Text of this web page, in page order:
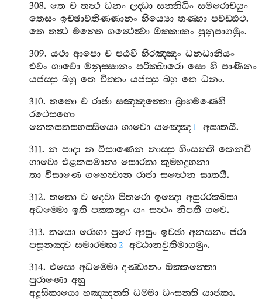
308.තෙ ච තත්‍ථ ධනං ලද‍්ධා සන‍්නිධිං සමරොචයුං
තෙසං ඉච‍්ඡාවතිණ‍්ණානං හිය්‍යො තණ‍්හා පවඩ‍්ඪථ.
තෙ තත්‍ථ මන‍්තෙ ගන්‍ථෙත්‍වා ඔක‍්කාකං පුනුපාගමුං.
309.යථා ආපො ච පඨවී හිරඤ‍්ඤං ධනධානියං
එවං ගාවො මනුස‍්සානං පරික‍්ඛාරො සො හි පාණිනං
යජස‍්සු බහු තෙ චිත‍්තං යජස‍්සු බහු තෙ ධනං.
310.තතො ච රාජා සඤ‍්ඤත‍්තො බ්‍රාහ‍්මණෙහි
රථෙසභො
නෙකසතසහස‍්සියො ගාවො යඤ‍්ඤෙ 1 අඝාතයී.
311.න පාදා න විසාණෙන නාස‍්සු හිංසන‍්ති කෙනචි
ගාවො එළකසමානා සොරතා කුම‍්භදූහනා
තා විසාණෙ ගහෙත්‍වාන රාජා සත්‍ථෙන ඝාතයී.
312.තතො ච දෙවා පිතරො ඉන්‍දො අසුරරක‍්ඛසා
අධම‍්මො ඉති පක‍්කන්‍දුං යං සත්‍ථං නිපතී ගවෙ.
313.තයො රොගා පුරෙ ආසුං ඉච‍්ඡා අනසනං ජරා
පසූනඤ‍්ච සමාරම‍්භා2 අට‍්ඨානවුතිමාගමුං.
314.එසො අධම‍්මො දණ‍්ඩානං ඔක‍්කන‍්තො
පුරාණො අහු
අදූසිකායො හඤ‍්ඤන‍්ති ධම‍්මා ධංසන‍්ති යාජකා.